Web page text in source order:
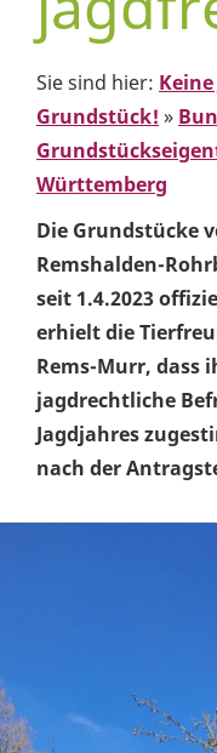
Sie sind hier:
Grundstück! »
Württemberg
Die Grundstücke
Remshalden-
seit 1.4.2023
erhielt die
Rems-Murr, dass
jagdrechtliche
Jagdjahres
nach der